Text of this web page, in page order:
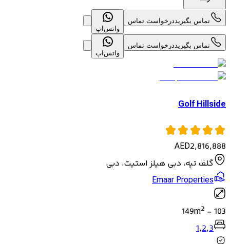
تماس بگیریددرخواست تماس
واتس‌اپ
تماس بگیریددرخواست تماس
واتس‌اپ
Golf Hillside
AED2,816,888
گلف تپه، دبی هیلز استیت، دبی
Emaar Properties
103
-
149m2
1,2,3